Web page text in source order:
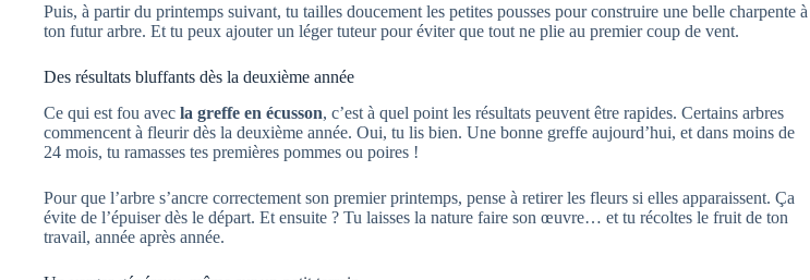
Puis, à partir du printemps suivant, tu tailles doucement les petites pousses pour construire une belle charpente à
ton futur arbre. Et tu peux ajouter un léger tuteur pour éviter que tout ne plie au premier coup de vent.
Des résultats bluffants dès la deuxième année
Ce qui est fou avec la greffe en écusson, c’est à quel point les résultats peuvent être rapides. Certains arbres
commencent à fleurir dès la deuxième année. Oui, tu lis bien. Une bonne greffe aujourd’hui, et dans moins de
24 mois, tu ramasses tes premières pommes ou poires !
Pour que l’arbre s’ancre correctement son premier printemps, pense à retirer les fleurs si elles apparaissent. Ça
évite de l’épuiser dès le départ. Et ensuite ? Tu laisses la nature faire son œuvre… et tu récoltes le fruit de ton
travail, année après année.